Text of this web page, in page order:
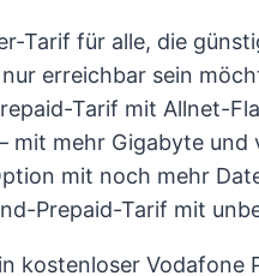
Tarif für alle, die
nur erreichbar sein
Tarif mit Allnet-
mit mehr Gigabyte und
mit noch mehr
Prepaid-Tarif mit
kostenloser